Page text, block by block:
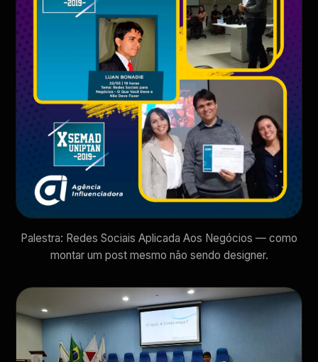
Palestra: Redes Sociais Aplicada Aos Negócios — como
montar um post mesmo não sendo designer.